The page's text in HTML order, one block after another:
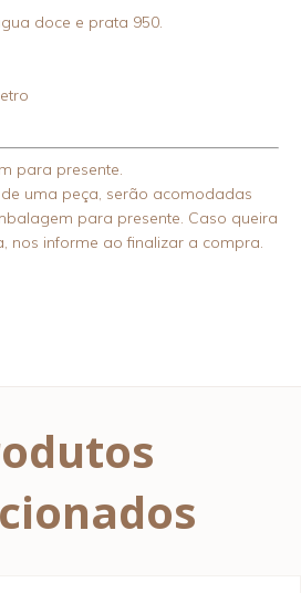
doce e prata 950.
para presente.
uma peça, serão acomodadas
para presente. Caso queira
nos informe ao finalizar a compra.